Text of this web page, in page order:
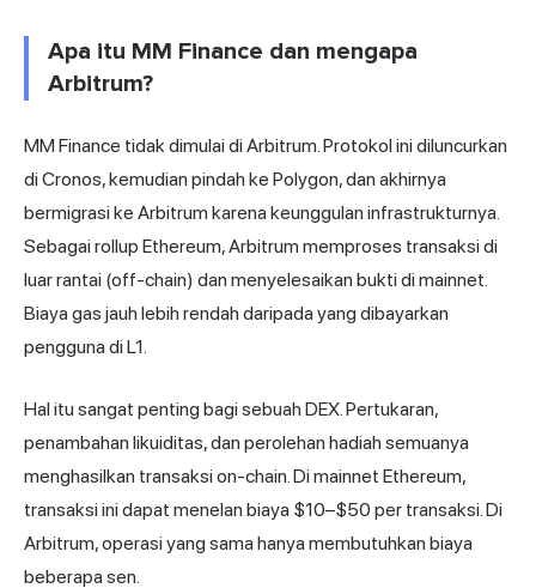
Apa itu MM Finance dan mengapa
Arbitrum?
MM Finance tidak dimulai di Arbitrum. Protokol ini diluncurkan
di Cronos, kemudian pindah ke Polygon, dan akhirnya
bermigrasi ke Arbitrum karena keunggulan infrastrukturnya.
Sebagai rollup Ethereum, Arbitrum memproses transaksi di
luar rantai (off-chain) dan menyelesaikan bukti di mainnet.
Biaya gas jauh lebih rendah daripada yang dibayarkan
pengguna di L1.
Hal itu sangat penting bagi sebuah DEX. Pertukaran,
penambahan likuiditas, dan perolehan hadiah semuanya
menghasilkan transaksi on-chain. Di mainnet Ethereum,
transaksi ini dapat menelan biaya $10–$50 per transaksi. Di
Arbitrum, operasi yang sama hanya membutuhkan biaya
beberapa sen.